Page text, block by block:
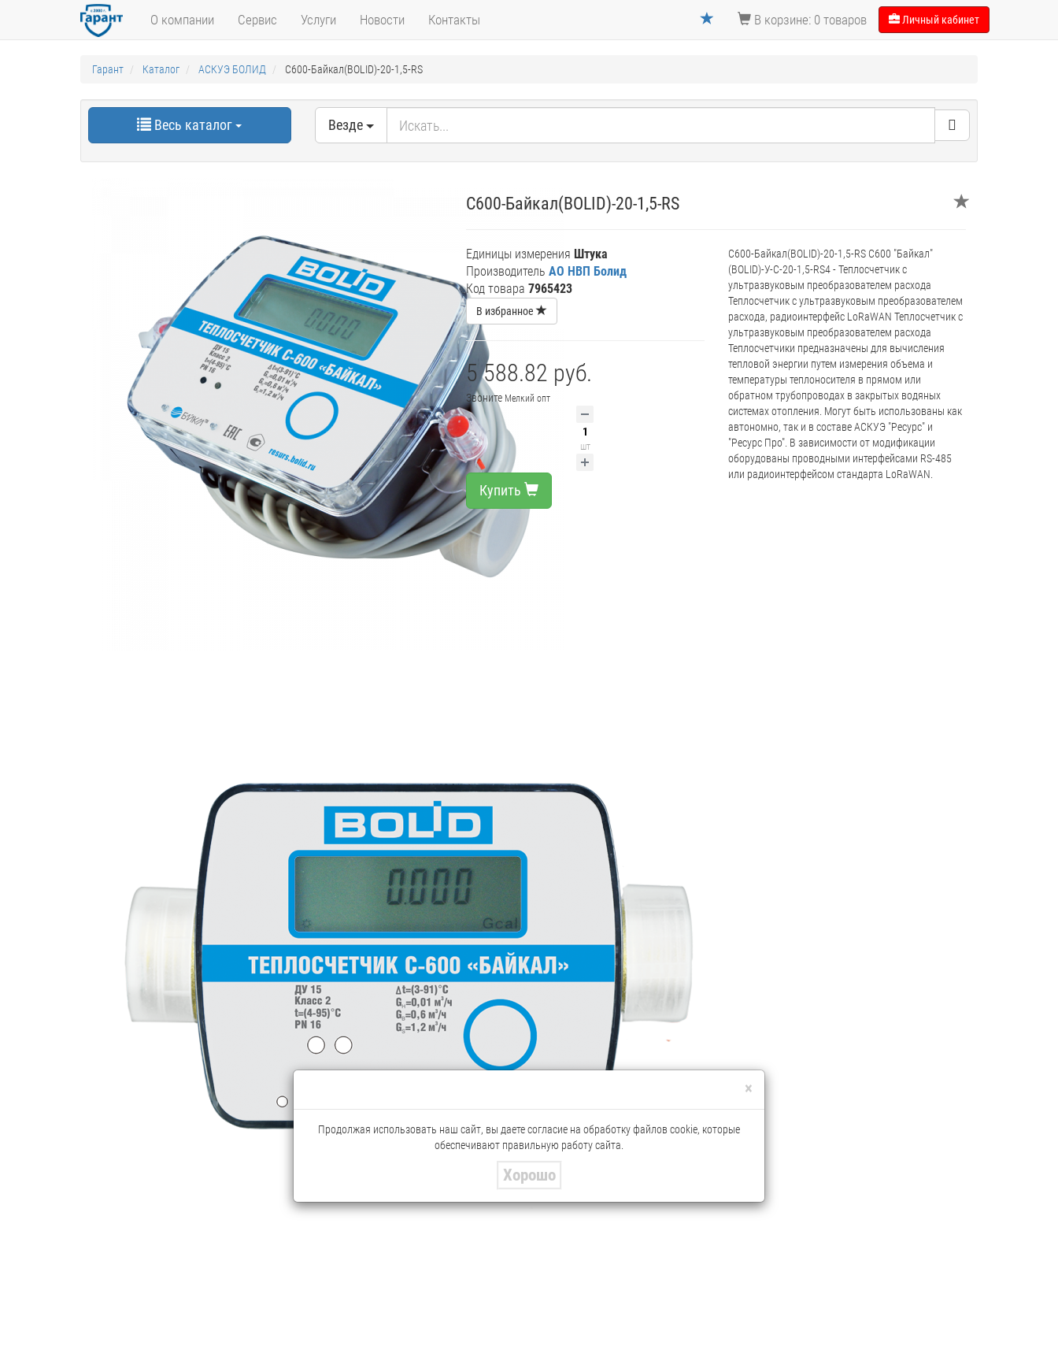
О компании Сервис Услуги Новости Контакты В корзине: 0 товаров Личный кабинет
Гарант Каталог АСКУЭ БОЛИД С600-Байкал(BOLID)-20-1,5-RS
Весь каталог Везде
С600-Байкал(BOLID)-20-1,5-RS
Единицы измерения Штука
Производитель АО НВП Болид
Код товара 7965423
В избранное
5 588.82 руб.
Звоните Мелкий опт
шт
Купить
С600-Байкал(BOLID)-20-1,5-RS С600 "Байкал"
(BOLID)-У-С-20-1,5-RS4 - Теплосчетчик с
ультразвуковым преобразователем расхода
Теплосчетчик с ультразвуковым преобразователем
расхода, радиоинтерфейс LoRaWAN Теплосчетчик с
ультразвуковым преобразователем расхода
Теплосчетчики предназначены для вычисления
тепловой энергии путем измерения объема и
температуры теплоносителя в прямом или
обратном трубопроводах в закрытых водяных
системах отопления. Могут быть использованы как
автономно, так и в составе АСКУЭ "Ресурс" и
"Ресурс Про". В зависимости от модификации
оборудованы проводными интерфейсами RS-485
или радиоинтерфейсом стандарта LoRaWAN.
×
Продолжая использовать наш сайт, вы даете согласие на обработку файлов cookie, которые
обеспечивают правильную работу сайта.
Хорошо